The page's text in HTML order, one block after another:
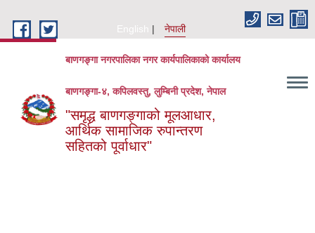
English
नेपाली
बाणगङ्गा नगरपालिका नगर कार्यपालिकाको कार्यालय
बाणगङ्गा-४, कपिलवस्तु, लुम्बिनी प्रदेश, नेपाल
"समृद्ध बाणगङ्गाको मूलआधार,
आर्थिक सामाजिक रुपान्तरण
सहितको पूर्वाधार"